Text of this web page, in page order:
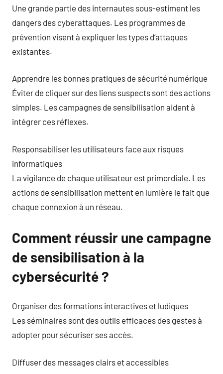
Une grande partie des internautes sous-estiment les
dangers des cyberattaques. Les programmes de
prévention visent à expliquer les types d’attaques
existantes.
Apprendre les bonnes pratiques de sécurité numérique
Éviter de cliquer sur des liens suspects sont des actions
simples. Les campagnes de sensibilisation aident à
intégrer ces réflexes.
Responsabiliser les utilisateurs face aux risques
informatiques
La vigilance de chaque utilisateur est primordiale. Les
actions de sensibilisation mettent en lumière le fait que
chaque connexion à un réseau.
Comment réussir une campagne
de sensibilisation à la
cybersécurité ?
Organiser des formations interactives et ludiques
Les séminaires sont des outils efficaces des gestes à
adopter pour sécuriser ses accès.
Diffuser des messages clairs et accessibles